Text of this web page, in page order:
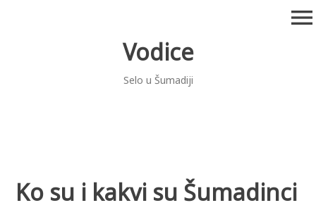
Vodice
Selo u Šumadiji
menu
Ko su i kakvi su Šumadinci